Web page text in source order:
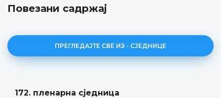
Повезани садржај
ПРЕГЛЕДАЈТЕ СВЕ ИЗ - СЈЕДНИЦЕ
172. пленарна сједницa